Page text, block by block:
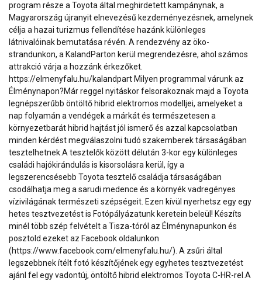
program része a Toyota által meghirdetett kampánynak, a
Magyarország újranyit elnevezésű kezdeményezésnek, amelynek
célja a hazai turizmus fellendítése hazánk különleges
látnivalóinak bemutatása révén. A rendezvény az öko-
strandunkon, a KalandParton kerül megrendezésre, ahol számos
attrakció várja a hozzánk érkezőket.
https://elmenyfalu.hu/kalandpart Milyen programmal várunk az
Élménynapon?Már reggel nyitáskor felsorakoznak majd a Toyota
legnépszerűbb öntöltő hibrid elektromos modelljei, amelyeket a
nap folyamán a vendégek a márkát és természetesen a
környezetbarát hibrid hajtást jól ismerő és azzal kapcsolatban
minden kérdést megválaszolni tudó szakemberek társaságában
tesztelhetnek.A tesztelők között délután 3-kor egy különleges
családi hajókirándulás is kisorsolásra kerül, így a
legszerencsésebb Toyota tesztelő családja társaságában
csodálhatja meg a sarudi medence és a környék vadregényes
vízivilágának természeti szépségeit. Ezen kívül nyerhetsz egy egy
hetes tesztvezetést is Fotópályázatunk keretein beleül! Készíts
minél több szép felvételt a Tisza-tóról az Élménynapunkon és
posztold ezeket az Facebook oldalunkon
(https://www.facebook.com/elmenyfalu.hu/). A zsűri által
legszebbnek ítélt fotó készítőjének egy egyhetes tesztvezetést
ajánl fel egy vadontúj, öntöltő hibrid elektromos Toyota C-HR-rel.A